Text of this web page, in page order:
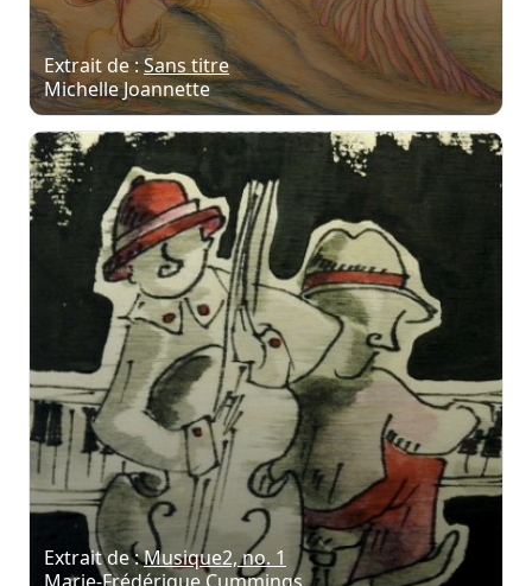
Extrait de :Sans titre
Michelle Joannette
Extrait de :Musique2, no. 1